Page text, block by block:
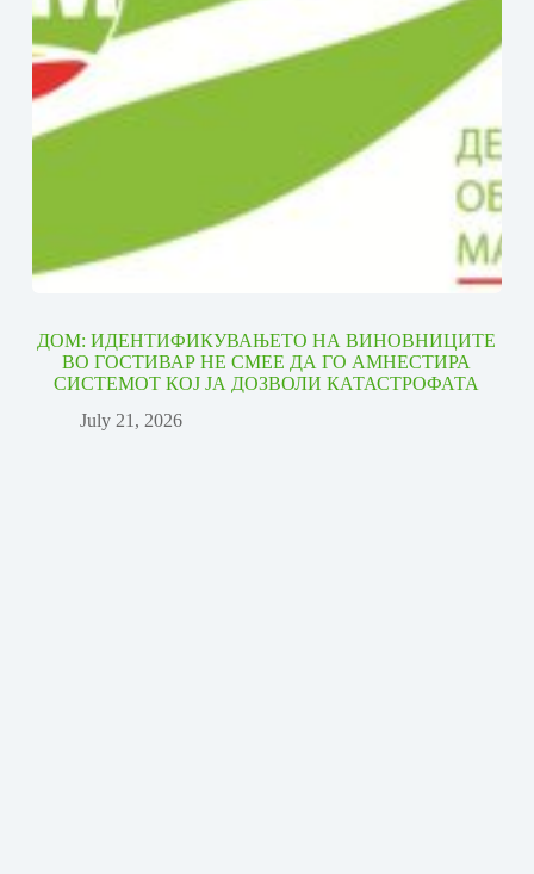
ДОМ: ИДЕНТИФИКУВАЊЕТО НА ВИНОВНИЦИТЕ
ВО ГОСТИВАР НЕ СМЕЕ ДА ГО АМНЕСТИРА
СИСТЕМОТ КОЈ ЈА ДОЗВОЛИ КАТАСТРОФАТА
July 21, 2026